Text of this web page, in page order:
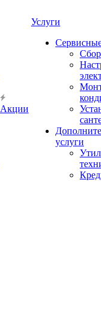
Акции
Услуги
услуги